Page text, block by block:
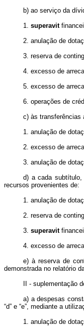
b) ao serviço da
1. superavit
2. anulação de
3. reserva de
4. excesso de
5. excesso de
6. operações de
c) às transferências
1. anulação de
2. excesso de
3. anulação de
d) a cada subtítulo,
recursos provenientes de:
1. anulação de
2. reserva de
3. superavit
4. excesso de
e) à reserva de
demonstrada no relatório
II - suplementação
a) a despesas
“d” e “e”, mediante a
1. anulação de